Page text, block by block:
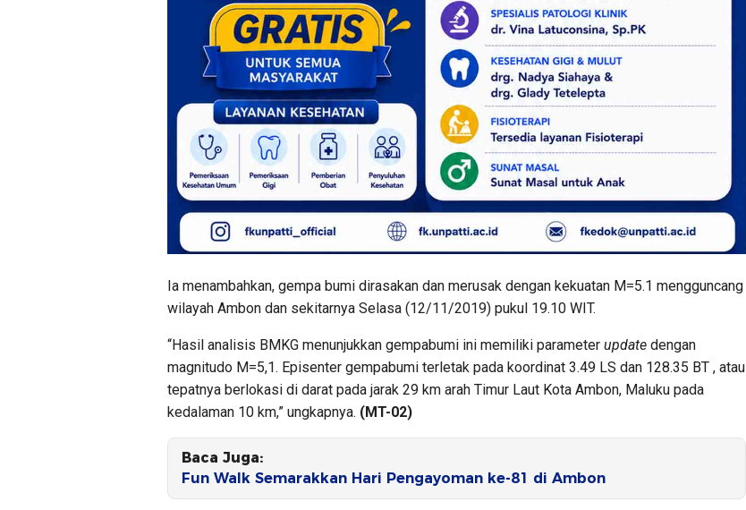
Ia menambahkan, gempa bumi dirasakan dan merusak dengan kekuatan M=5.1 mengguncang
wilayah Ambon dan sekitarnya Selasa (12/11/2019) pukul 19.10 WIT.
“Hasil analisis BMKG menunjukkan gempabumi ini memiliki parameter update dengan
magnitudo M=5,1. Episenter gempabumi terletak pada koordinat 3.49 LS dan 128.35 BT , atau
tepatnya berlokasi di darat pada jarak 29 km arah Timur Laut Kota Ambon, Maluku pada
kedalaman 10 km,” ungkapnya. (MT-02)
Baca Juga:
Fun Walk Semarakkan Hari Pengayoman ke-81 di Ambon